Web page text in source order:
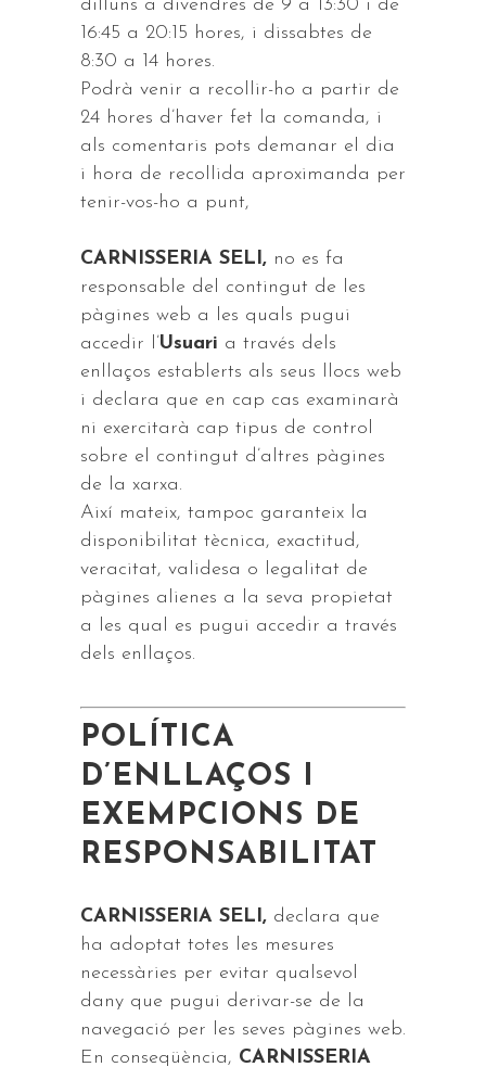
dilluns a divendres de 9 a 13:30 i de
16:45 a 20:15 hores, i dissabtes de
8:30 a 14 hores.
Podrà venir a recollir-ho a partir de
24 hores d’haver fet la comanda, i
als comentaris pots demanar el dia
i hora de recollida aproximanda per
tenir-vos-ho a punt,
CARNISSERIA SELI, no es fa
responsable del contingut de les
pàgines web a les quals pugui
accedir l’Usuari a través dels
enllaços establerts als seus llocs web
i declara que en cap cas examinarà
ni exercitarà cap tipus de control
sobre el contingut d’altres pàgines
de la xarxa.
Així mateix, tampoc garanteix la
disponibilitat tècnica, exactitud,
veracitat, validesa o legalitat de
pàgines alienes a la seva propietat
a les qual es pugui accedir a través
dels enllaços.
POLÍTICA
D’ENLLAÇOS I
EXEMPCIONS DE
RESPONSABILITAT
CARNISSERIA SELI, declara que
ha adoptat totes les mesures
necessàries per evitar qualsevol
dany que pugui derivar-se de la
navegació per les seves pàgines web.
En conseqüència, CARNISSERIA